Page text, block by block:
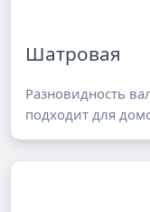
Шатровая
Разновидность
подходит для